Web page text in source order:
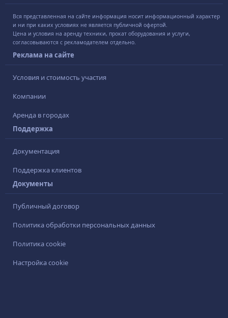
Вся представленная на сайте информация носит информационный характер
и ни при каких условиях не является публичной офертой.
Цена и условия на аренду техники, прокат оборудования и услуги,
согласовываются с рекламодателем отдельно.
Реклама на сайте
Условия и стоимость участия
Компании
Аренда в городах
Поддержка
Документация
Поддержка клиентов
Документы
Публичный договор
Политика обработки персональных данных
Политика cookie
Настройка cookie